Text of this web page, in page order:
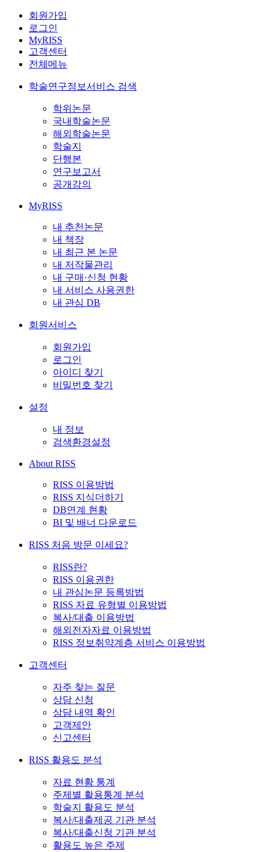
회원가입
로그인
MyRISS
고객센터
전체메뉴
학술연구정보서비스 검색
학위논문
국내학술논문
해외학술논문
학술지
단행본
연구보고서
공개강의
MyRISS
내 추천논문
내 책장
내 최근 본 논문
내 저작물관리
내 구매·신청 현황
내 서비스 사용권한
내 관심 DB
회원서비스
회원가입
로그인
아이디 찾기
비밀번호 찾기
설정
내 정보
검색환경설정
About RISS
RISS 이용방법
RISS 지식더하기
DB연계 현황
BI 및 배너 다운로드
RISS 처음 방문 이세요?
RISS란?
RISS 이용권한
내 관심논문 등록방법
RISS 자료 유형별 이용방법
복사/대출 이용방법
해외전자자료 이용방법
RISS 정보취약계층 서비스 이용방법
고객센터
자주 찾는 질문
상담 신청
상담 내역 확인
고객제안
신고센터
RISS 활용도 분석
자료 현황 통계
주제별 활용통계 분석
학술지 활용도 분석
복사/대출제공 기관 분석
복사/대출신청 기관 분석
활용도 높은 주제